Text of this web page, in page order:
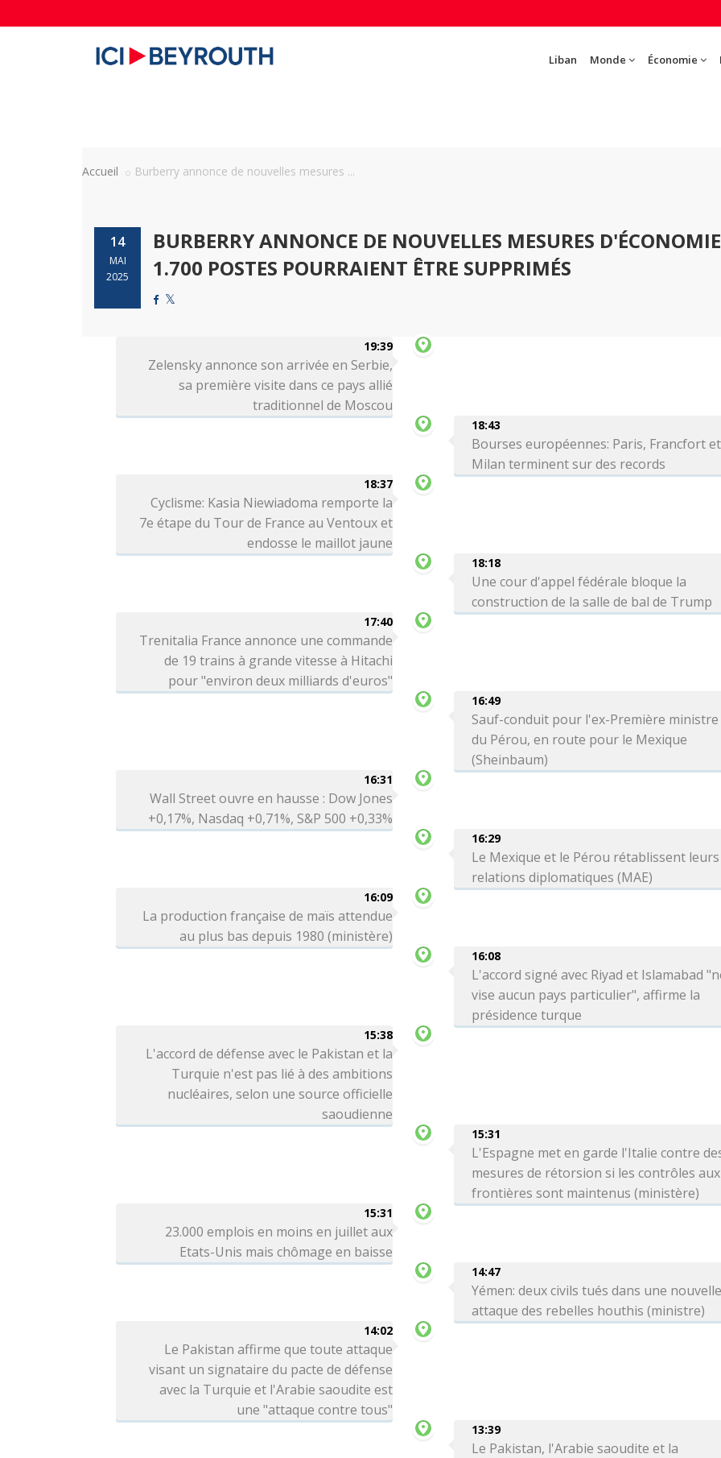
Liban Monde Économie
Accueil Burberry annonce de nouvelles mesures ...
14
MAI
2025
BURBERRY ANNONCE DE NOUVELLES MESURES
1.700 POSTES POURRAIENT ÊTRE SUPPRIMÉS
19:39
Zelensky annonce son arrivée en Serbie,
sa première visite dans ce pays allié
traditionnel de Moscou
18:43
Bourses européennes: Paris, Francfort et
Milan terminent sur des records
18:37
Cyclisme: Kasia Niewiadoma remporte la
7e étape du Tour de France au Ventoux et
endosse le maillot jaune
18:18
Une cour d'appel fédérale bloque la
construction de la salle de bal de Trump
17:40
Trenitalia France annonce une commande
de 19 trains à grande vitesse à Hitachi
pour "environ deux milliards d'euros"
16:49
Sauf-conduit pour l'ex-Première ministre
du Pérou, en route pour le Mexique
(Sheinbaum)
16:31
Wall Street ouvre en hausse : Dow Jones
+0,17%, Nasdaq +0,71%, S&P 500 +0,33%
16:29
Le Mexique et le Pérou rétablissent leurs
relations diplomatiques (MAE)
16:09
La production française de maïs attendue
au plus bas depuis 1980 (ministère)
16:08
L'accord signé avec Riyad et Islamabad
vise aucun pays particulier", affirme la
présidence turque
15:38
L'accord de défense avec le Pakistan et la
Turquie n'est pas lié à des ambitions
nucléaires, selon une source officielle
saoudienne
15:31
L'Espagne met en garde l'Italie contre
mesures de rétorsion si les contrôles aux
frontières sont maintenus (ministère)
15:31
23.000 emplois en moins en juillet aux
Etats-Unis mais chômage en baisse
14:47
Yémen: deux civils tués dans une
attaque des rebelles houthis (ministre)
14:02
Le Pakistan affirme que toute attaque
visant un signataire du pacte de défense
avec la Turquie et l'Arabie saoudite est
une "attaque contre tous"
13:39
Le Pakistan, l'Arabie saoudite et la